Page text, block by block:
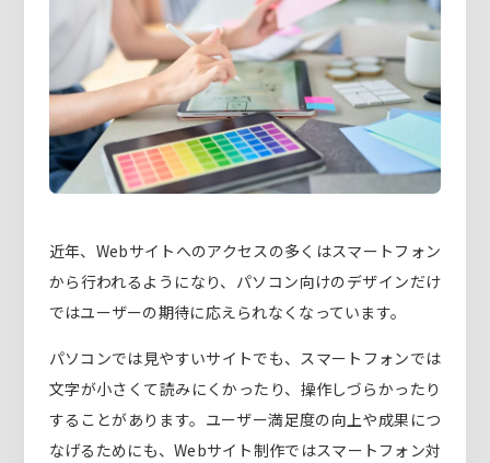
近年、Webサイトへのアクセスの多くはスマートフォン
から行われるようになり、パソコン向けのデザインだけ
ではユーザーの期待に応えられなくなっています。
パソコンでは見やすいサイトでも、スマートフォンでは
文字が小さくて読みにくかったり、操作しづらかったり
することがあります。ユーザー満足度の向上や成果につ
なげるためにも、Webサイト制作ではスマートフォン対